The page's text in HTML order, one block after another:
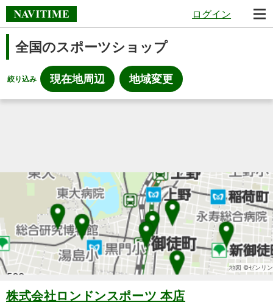
ログイン
全国のスポーツショップ
絞り込み 現在地周辺 地域変更
地図 ©ゼンリン
株式会社ロンドンスポーツ 本店